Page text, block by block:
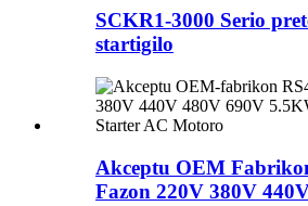
SCKR1-3000 Serio
startigilo
Akceptu OEM
Fazon 220V 380V